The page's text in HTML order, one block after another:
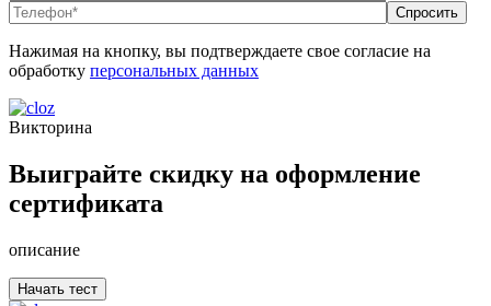
Нажимая на кнопку, вы подтверждаете свое согласие на
обработку персональных данных
Викторина
Выиграйте скидку на оформление
сертификата
описание